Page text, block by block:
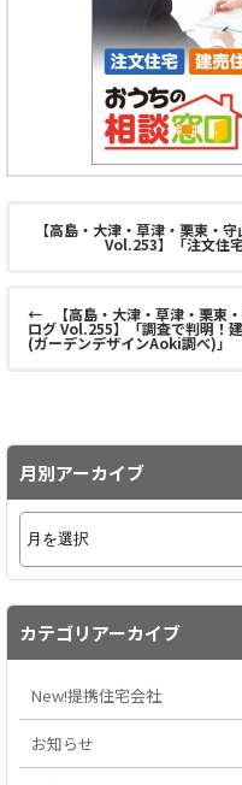
【高島・大津・草津・栗東・
Vol.253】「注文住
← 【高島・大津・草津・栗東
ログ Vol.255】「調査で判明！
(ガーデンデザインAoki調べ)」
月別アーカイブ
カテゴリアーカイブ
New!提携住宅会社
お知らせ